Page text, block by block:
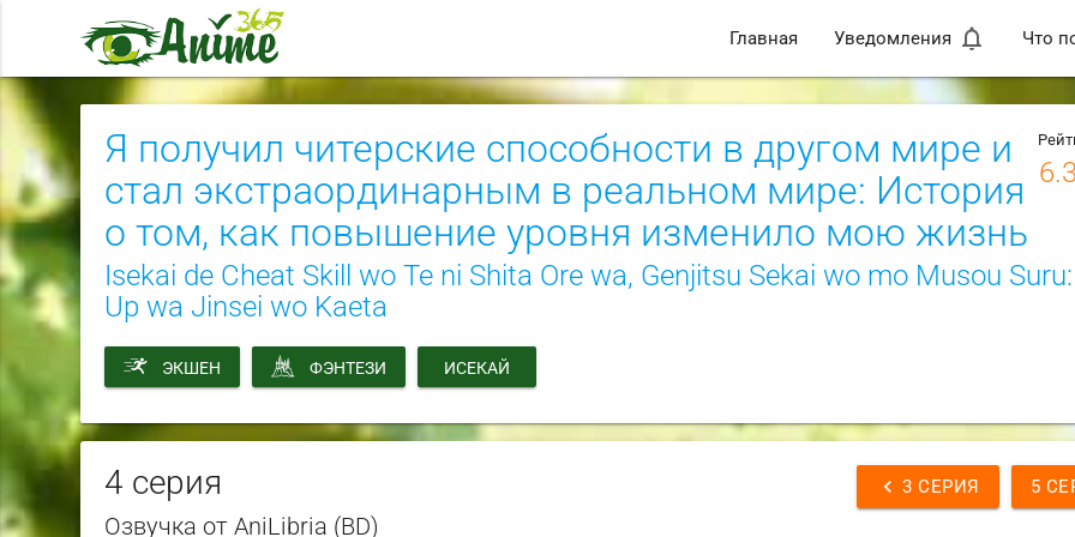
Главная Уведомления notifications_none Что
6.3
Я получил читерские способности в другом мире и
стал экстраординарным в реальном мире: История
о том, как повышение уровня изменило мою жизнь
Isekai de Cheat Skill wo Te ni Shita Ore wa, Genjitsu Sekai wo mo Musou
Up wa Jinsei wo Kaeta
ЭКШЕН ФЭНТЕЗИ ИСЕКАЙ
chevron_left 3 СЕРИЯ 5
4 серия
Озвучка от AniLibria (BD)